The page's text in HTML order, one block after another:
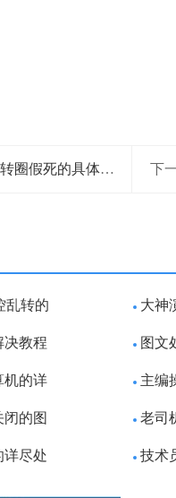
死的具体解决举措 下
乱转的 大神
决教程 图文
机的详 主编
的图 老司
详尽处 技术